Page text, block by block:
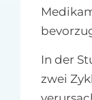
In der
zwei